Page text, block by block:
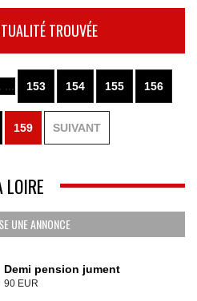
TROUVÉE
... 153 154 155 156
159 SUIVANT
LOIRE
UNE ANNONCE
Demi pension jument
90 EUR